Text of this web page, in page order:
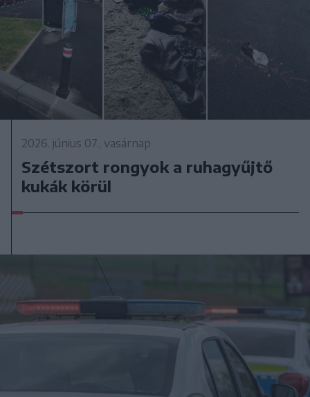
2026. június 07., vasárnap
Szétszort rongyok a ruhagyűjtő
kukák körül